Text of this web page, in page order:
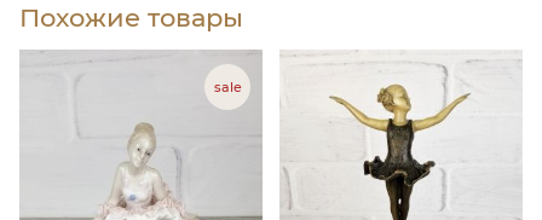
Похожие товары